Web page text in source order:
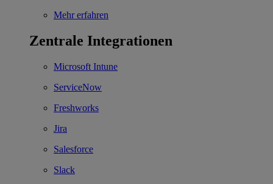
Mehr erfahren
Zentrale Integrationen
Microsoft Intune
ServiceNow
Freshworks
Jira
Salesforce
Slack